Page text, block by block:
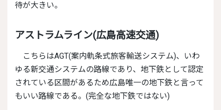
待が大きい。
アストラムライン(広島高速交通)
こちらはAGT(案内軌条式旅客輸送システム)、いわ
ゆる新交通システムの路線であり、地下鉄として認定
されている区間があるため広島唯一の地下鉄と言って
もいい路線である。(完全な地下鉄ではない)